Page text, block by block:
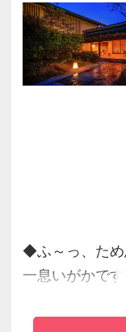
◆ふ～っ、ため
一息いがかで
◆どっしりと
街のざわめき